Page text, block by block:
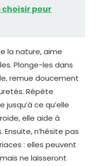
choisir pour
la nature, aime
Plonge-les dans
remue doucement
Répète
ce qu’elle
elle aide à
n’hésite pas
: elles peuvent
ne laisseront